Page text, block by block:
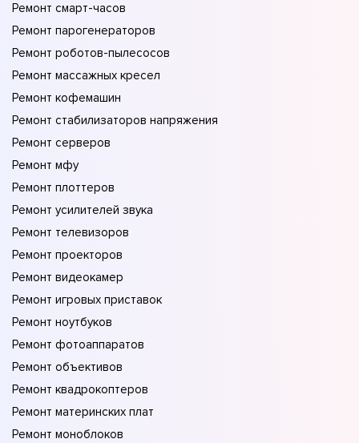
Ремонт смарт-часов
Ремонт парогенераторов
Ремонт роботов-пылесосов
Ремонт массажных кресел
Ремонт кофемашин
Ремонт стабилизаторов напряжения
Ремонт серверов
Ремонт мфу
Ремонт плоттеров
Ремонт усилителей звука
Ремонт телевизоров
Ремонт проекторов
Ремонт видеокамер
Ремонт игровых приставок
Ремонт ноутбуков
Ремонт фотоаппаратов
Ремонт объективов
Ремонт квадрокоптеров
Ремонт материнских плат
Ремонт моноблоков